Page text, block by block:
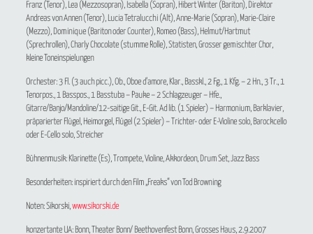
Franz (Tenor), Lea (Mezzosopran), Isabella (Sopran), Hibert Winter (Bariton), Direktor
Andreas von Annen (Tenor), Lucia Tetralucchi (Alt), Anne-Marie (Sopran), Marie-Claire
(Mezzo), Dominique (Bariton oder Counter), Romeo (Bass), Helmut/Hartmut
(Sprechrollen), Charly Chocolate (stumme Rolle), Statisten, Grosser gemischter Chor,
kleine Toneinspielungen
Orchester: 3 Fl. (3 auch picc.), Ob., Oboe d’amore, Klar., Basskl., 2 Fg., 1 Kfg. – 2 Hn., 3 Tr., 1
Tenorpos., 1 Basspos., 1 Basstuba – Pauke – 2 Schlagzeuger – Hfe.,
Gitarre/Banjo/Mandoline/12-saitige Git., E-Git. Ad lib. (1 Spieler) – Harmonium, Barklavier,
präparierter Flügel, Heimorgel, Flügel (2 Spieler) – Trichter- oder E-Violine solo, Barockcello
oder E-Cello solo, Streicher
Bühnenmusik: Klarinette (Es), Trompete, Violine, Akkordeon, Drum Set, Jazz Bass
Besonderheiten: inspiriert durch den Film „Freaks“ von Tod Browning
Noten: Sikorski,www.sikorski.de
konzertante UA: Bonn, Theater Bonn/ Beethovenfest Bonn, Grosses Haus, 2.9.2007